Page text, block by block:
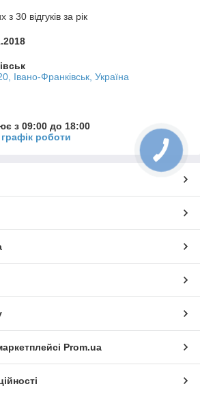
30 відгуків за рік
Івано-Франківськ, Україна
з 09:00 до 18:00
роботи
Prom.ua